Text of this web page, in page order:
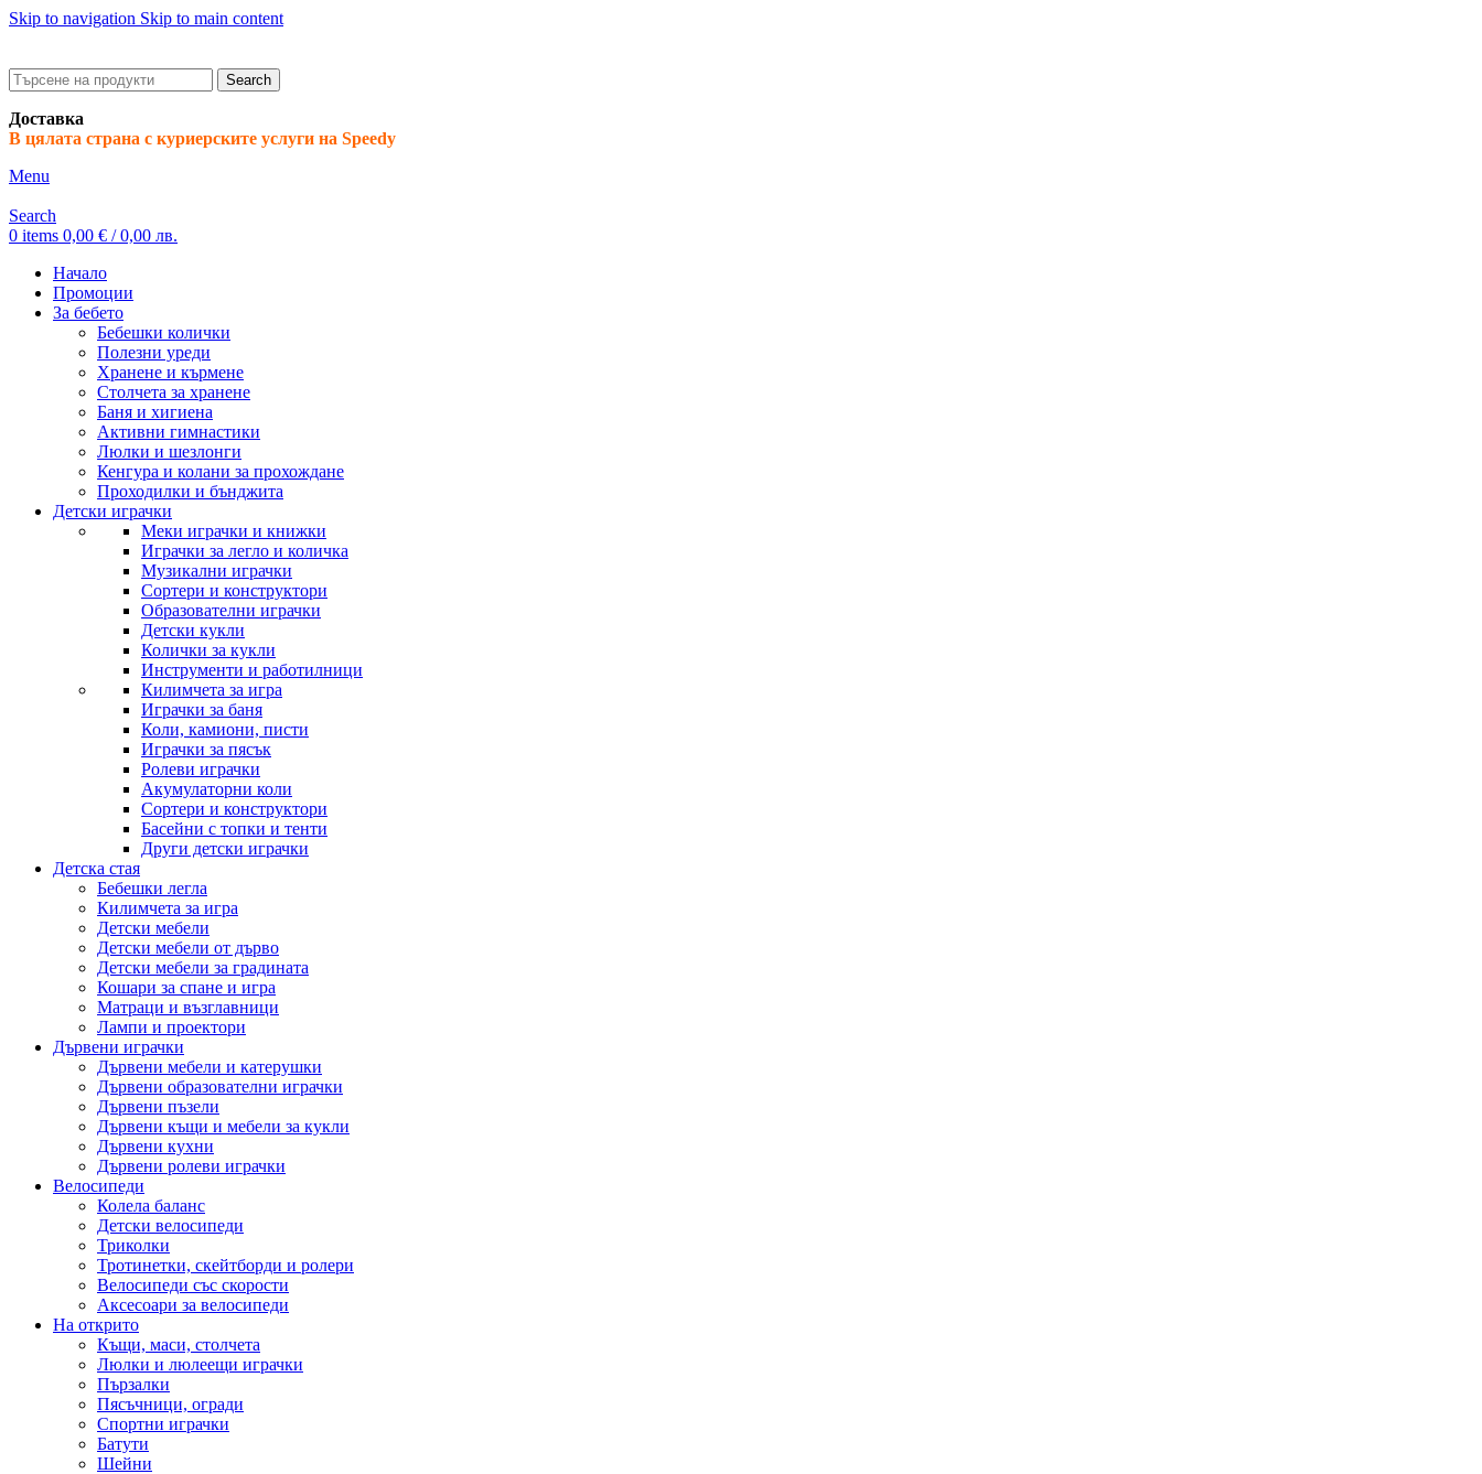
Skip to navigation Skip to main content
Search
Доставка
В цялата страна с куриерските услуги на Speedy
Menu
Search
0 items 0,00 € / 0,00 лв.
Начало
Промоции
За бебето
Бебешки колички
Полезни уреди
Хранене и кърмене
Столчета за хранене
Баня и хигиена
Активни гимнастики
Люлки и шезлонги
Кенгура и колани за прохождане
Проходилки и бънджита
Детски играчки
Меки играчки и книжки
Играчки за легло и количка
Музикални играчки
Сортери и конструктори
Образователни играчки
Детски кукли
Колички за кукли
Инструменти и работилници
Килимчета за игра
Играчки за баня
Коли, камиони, писти
Играчки за пясък
Ролеви играчки
Акумулаторни коли
Сортери и конструктори
Басейни с топки и тенти
Други детски играчки
Детска стая
Бебешки легла
Килимчета за игра
Детски мебели
Детски мебели от дърво
Детски мебели за градината
Кошари за спане и игра
Матраци и възглавници
Лампи и проектори
Дървени играчки
Дървени мебели и катерушки
Дървени образователни играчки
Дървени пъзели
Дървени къщи и мебели за кукли
Дървени кухни
Дървени ролеви играчки
Велосипеди
Колела баланс
Детски велосипеди
Триколки
Тротинетки, скейтборди и ролери
Велосипеди със скорости
Аксесоари за велосипеди
На открито
Къщи, маси, столчета
Люлки и люлеещи играчки
Пързалки
Пясъчници, огради
Спортни играчки
Батути
Шейни